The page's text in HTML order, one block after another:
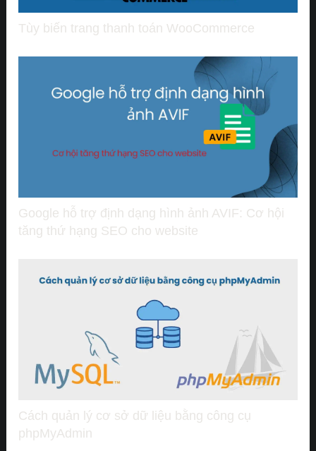
Tùy biến trang thanh toán WooCommerce
Google hỗ trợ định dạng hình ảnh AVIF: Cơ hội
tăng thứ hạng SEO cho website
Cách quản lý cơ sở dữ liệu bằng công cụ
phpMyAdmin